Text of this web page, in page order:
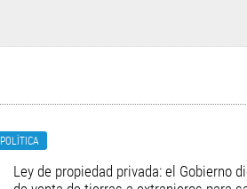
POLÍTICA
Ley de propiedad privada: el Gobierno